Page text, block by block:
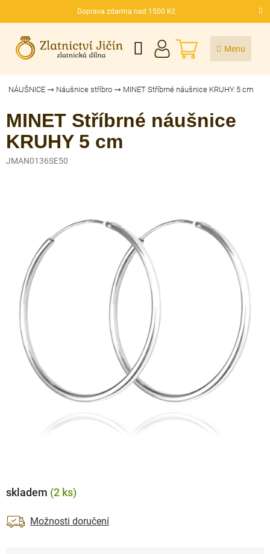
Doprava zdarma nad 1500 Kč
CZK
NÁKUPNÍ
KOŠÍK
NÁUŠNICE Náušnice stříbro MINET Stříbrné náušnice KRUHY 5 cm
MINET Stříbrné náušnice
KRUHY 5 cm
JMAN0136SE50
skladem (2 ks)
Možnosti doručení